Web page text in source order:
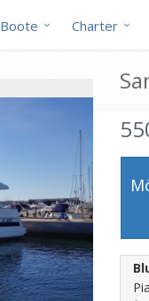
Boote Charter